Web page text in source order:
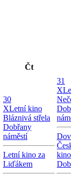
Čt
30
XLetní kino
Bláznivá střela
Dobřany
náměstí
Letní kino za
Liďákem
31
X